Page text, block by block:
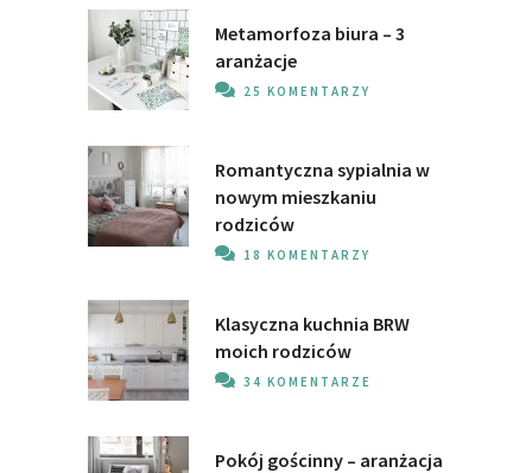
Metamorfoza biura – 3
aranżacje
25 KOMENTARZY
Romantyczna sypialnia w
nowym mieszkaniu
rodziców
18 KOMENTARZY
Klasyczna kuchnia BRW
moich rodziców
34 KOMENTARZE
Pokój gościnny – aranżacja